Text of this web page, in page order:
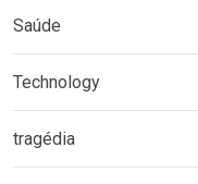
Saúde
Technology
tragédia